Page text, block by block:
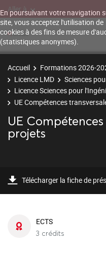
En poursuivant votre navigation
site, vous acceptez l'utilisation de
cookies à des fins de mesure
(statistiques anonymes).
Aller à
Accueil Formations 2026-
Licence LMD
Sciences
Licence Sciences pour
UE Compétences
UE
projets
Télécharger la fiche de
ECTS
3 crédits